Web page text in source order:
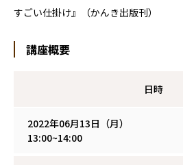
すごい仕掛け』（かんき出版刊）
講座概要
日時
2022年06月13日（月）
13:00~14:00